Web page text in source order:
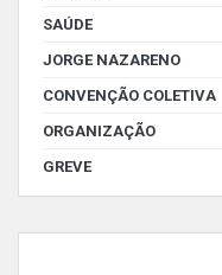
SAÚDE
JORGE NAZARENO
CONVENÇÃO COLETIVA
ORGANIZAÇÃO
GREVE